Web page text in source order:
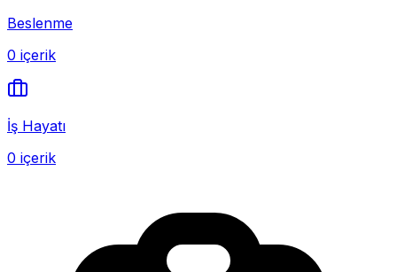
Beslenme
0 içerik
İş Hayatı
0 içerik